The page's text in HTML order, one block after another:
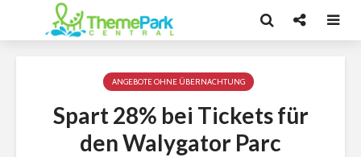
ANGEBOTE OHNE ÜBERNACHTUNG
Spart 28% bei Tickets für
den Walygator Parc